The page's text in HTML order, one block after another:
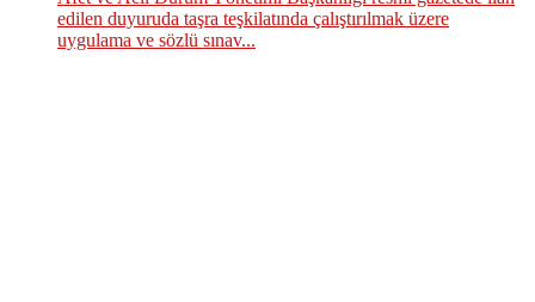
edilen duyuruda taşra teşkilatında çalıştırılmak üzere
uygulama ve sözlü sınav...